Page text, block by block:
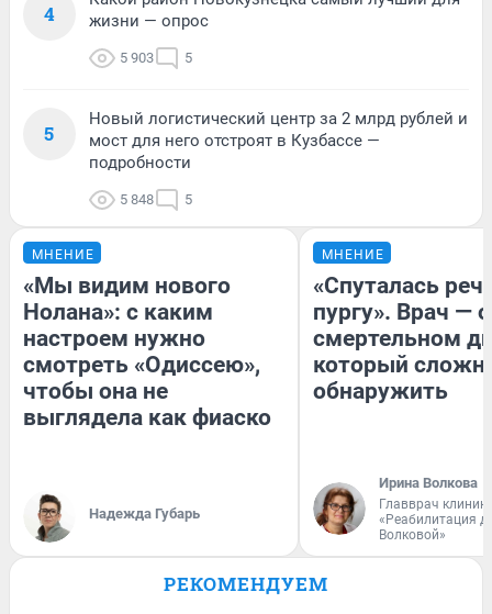
4
жизни — опрос
5 903 5
5
Новый логистический центр за 2 млрд рублей и
мост для него отстроят в Кузбассе —
подробности
5 848 5
МНЕНИЕ
«Мы видим нового
Нолана»: с каким
настроем нужно
смотреть «Одиссею»,
чтобы она не
выглядела как фиаско
Надежда Губарь
МНЕНИЕ
«Спуталась
пургу». Врач — о
смертельном
который
обнаружить
Ирина Волкова
Главврач
«Реабилитация
Волковой»
РЕКОМЕНДУЕМ